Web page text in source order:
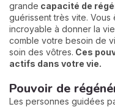
grande capacité de
guérissent très vite. Vous
incroyable à donner la
comble votre besoin de
soin des vôtres. Ces
actifs dans votre vie.
Pouvoir de
Les personnes guidées